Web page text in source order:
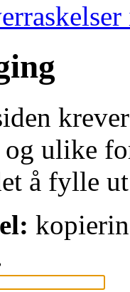
ulike
å fylle